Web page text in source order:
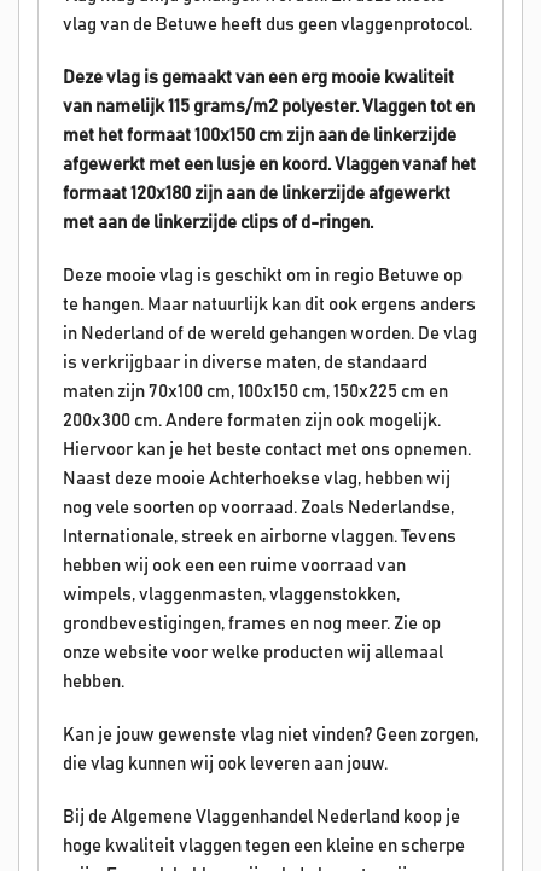
vlag van de Betuwe heeft dus geen vlaggenprotocol.
Deze vlag is gemaakt van een erg mooie kwaliteit
van namelijk 115 grams/m2 polyester. Vlaggen tot en
met het formaat 100x150 cm zijn aan de linkerzijde
afgewerkt met een lusje en koord. Vlaggen vanaf het
formaat 120x180 zijn aan de linkerzijde afgewerkt
met aan de linkerzijde clips of d-ringen.
Deze mooie vlag is geschikt om in regio Betuwe op
te hangen. Maar natuurlijk kan dit ook ergens anders
in Nederland of de wereld gehangen worden. De vlag
is verkrijgbaar in diverse maten, de standaard
maten zijn 70x100 cm, 100x150 cm, 150x225 cm en
200x300 cm. Andere formaten zijn ook mogelijk.
Hiervoor kan je het beste contact met ons opnemen.
Naast deze mooie Achterhoekse vlag, hebben wij
nog vele soorten op voorraad. Zoals Nederlandse,
Internationale, streek en airborne vlaggen. Tevens
hebben wij ook een een ruime voorraad van
wimpels, vlaggenmasten, vlaggenstokken,
grondbevestigingen, frames en nog meer. Zie op
onze website voor welke producten wij allemaal
hebben.
Kan je jouw gewenste vlag niet vinden? Geen zorgen,
die vlag kunnen wij ook leveren aan jouw.
Bij de Algemene Vlaggenhandel Nederland koop je
hoge kwaliteit vlaggen tegen een kleine en scherpe